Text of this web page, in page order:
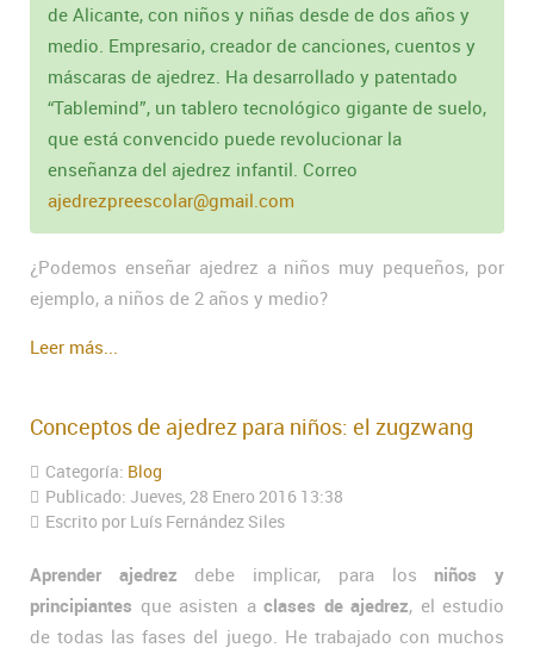
de Alicante, con niños y niñas desde de dos años y
medio. Empresario, creador de canciones, cuentos y
máscaras de ajedrez. Ha desarrollado y patentado
“Tablemind”, un tablero tecnológico gigante de suelo,
que está convencido puede revolucionar la
enseñanza del ajedrez infantil. Correo
ajedrezpreescolar@gmail.com
¿Podemos enseñar ajedrez a niños muy pequeños, por
ejemplo, a niños de 2 años y medio?
Leer más...
Conceptos de ajedrez para niños: el zugzwang
Categoría: Blog
Publicado: Jueves, 28 Enero 2016 13:38
Escrito por Luís Fernández Siles
Aprender ajedrez debe implicar, para los niños y
principiantes que asisten a clases de ajedrez, el estudio
de todas las fases del juego. He trabajado con muchos